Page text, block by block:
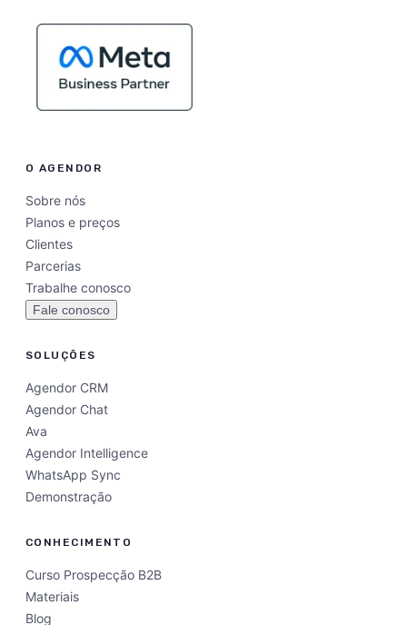
O AGENDOR
Sobre nós
Planos e preços
Clientes
Parcerias
Trabalhe conosco
Fale conosco
SOLUÇÕES
Agendor CRM
Agendor Chat
Ava
Agendor Intelligence
WhatsApp Sync
Demonstração
CONHECIMENTO
Curso Prospecção B2B
Materiais
Blog